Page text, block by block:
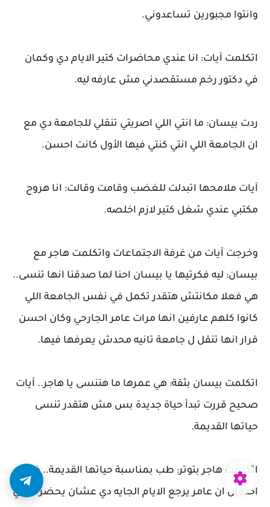
وانتوا مجبورين تساعدوني.
اتكلمت آيات: انا عندي محاضرات كتير الايام دي وكمان
في دكتور رخم مستقصدني مش عارفه ليه.
ردت بيسان: ما انتي اللي اصريتي تنقلي للجامعة دي مع
ان الجامعة اللي انتي كنتي فيها الأول كانت احسن.
آيات ملامحها اتبدلت للغضب وقامت وقالت: انا هروح
مكتبي عندي شغل كتير لازم اخلصه.
وخرجت آيات من غرفة الاجتماعات واتكلمت هاجر مع
بيسان: ليه فكرتيها يا بيسان احنا لما صدقنا انها تنسى..
هي فعلا مكانتش هتقدر تكمل في نفس الجامعة اللي
كانوا كلهم عارفين انها مرات عامر الجارحي وكان احسن
قرار انها تنقل ل جامعة تانيه محدش يعرفها فيها.
اتكلمت بيسان بثقة: هي عمرها ما هتنسى يا هاجر.. آيات
صحيح قررت تبدأ حياة جديدة بس مش هتقدر تنسى
حياتها القديمة.
اتكلمت هاجر بتوتر: طب بمناسبة حياتها القديمة.. في
احتمال ان عامر يرجع الايام الجايه دي عشان يحضر فرحي